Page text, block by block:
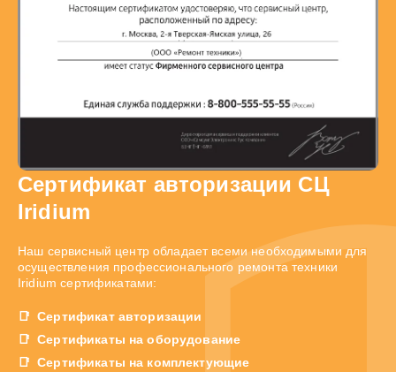
Сертификат авторизации СЦ
Iridium
Наш сервисный центр обладает всеми необходимыми для
осуществления профессионального ремонта техники
Iridium сертификатами:
Сертификат авторизации
Сертификаты на оборудование
Сертификаты на комплектующие